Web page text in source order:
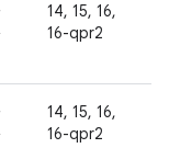
14, 15, 16,
16-qpr2
14, 15, 16,
16-qpr2